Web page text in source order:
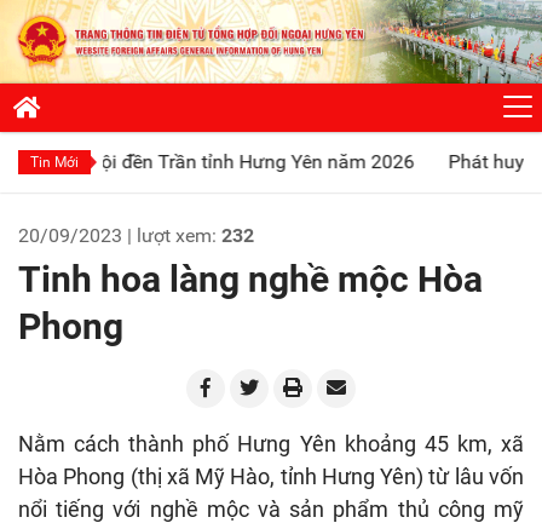
Tin Mới
tỉnh Hưng Yên năm 2026 Phát huy truyền thống
20/09/2023 | lượt xem: 232
Tinh hoa làng nghề mộc Hòa
Phong
Nằm cách thành phố Hưng Yên khoảng 45 km, xã
Hòa Phong (thị xã Mỹ Hào, tỉnh Hưng Yên) từ lâu vốn
nổi tiếng với nghề mộc và sản phẩm thủ công mỹ